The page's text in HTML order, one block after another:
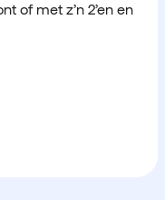
of met z’n 2’en en